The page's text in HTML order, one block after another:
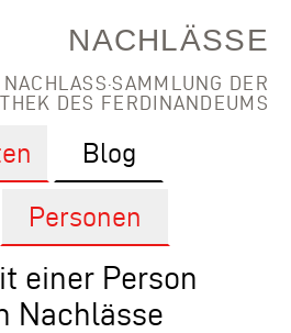
NACHLÄSSE
NACHLASS·SAMMLUNG DER
DES FERDINANDEUMS
Blog
Personen
einer Person
Nachlässe